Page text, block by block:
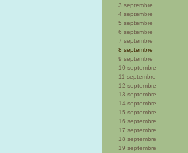
3 septembre
4 septembre
5 septembre
6 septembre
7 septembre
8 septembre
9 septembre
10 septembre
11 septembre
12 septembre
13 septembre
14 septembre
15 septembre
16 septembre
17 septembre
18 septembre
19 septembre